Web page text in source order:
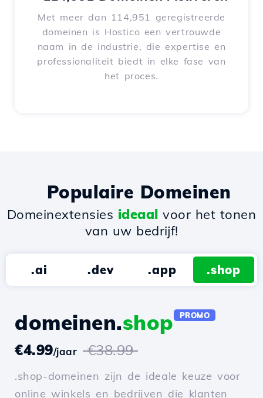
Met meer dan 114,951 geregistreerde
domeinen is Hostico een vertrouwde
naam in de industrie, die expertise en
professionaliteit biedt in elke fase van
het proces.
Populaire Domeinen
Domeinextensies ideaal voor het tonen
van uw bedrijf!
.ai .dev .app .shop
domeinen.shop PROMO
€4.99/jaar €38.99
.shop-domeinen zijn de ideale keuze voor
online winkels en bedrijven die klanten